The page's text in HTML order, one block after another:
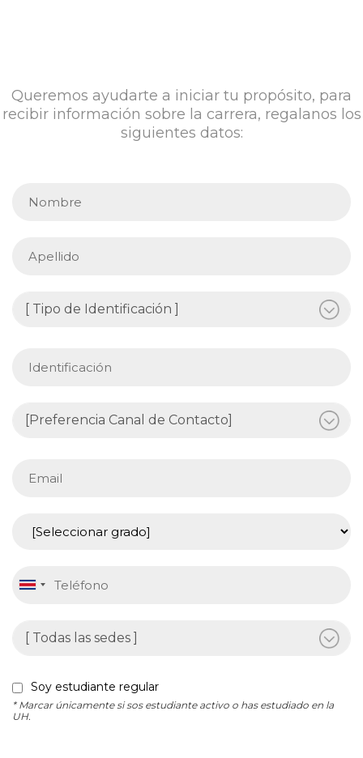
Queremos ayudarte a iniciar tu propósito, para
recibir información sobre la carrera, regalanos los
siguientes datos:
Soy estudiante regular
* Marcar únicamente si sos estudiante activo o has estudiado en la
UH.